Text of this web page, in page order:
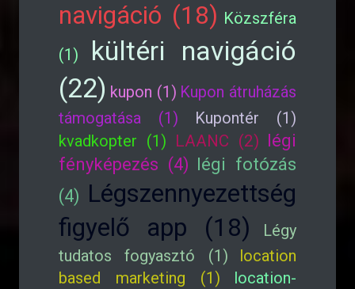
navigáció (18) Közszféra
(1)
kültéri navigáció
(22) kupon (1) Kupon átruházás
támogatása (1)
Kupontér (1)
kvadkopter (1) LAANC (2) légi
fényképezés (4) légi fotózás
(4) Légszennyezettség
figyelő app (18)
Légy
tudatos fogyasztó (1)
location
based marketing (1)
location-